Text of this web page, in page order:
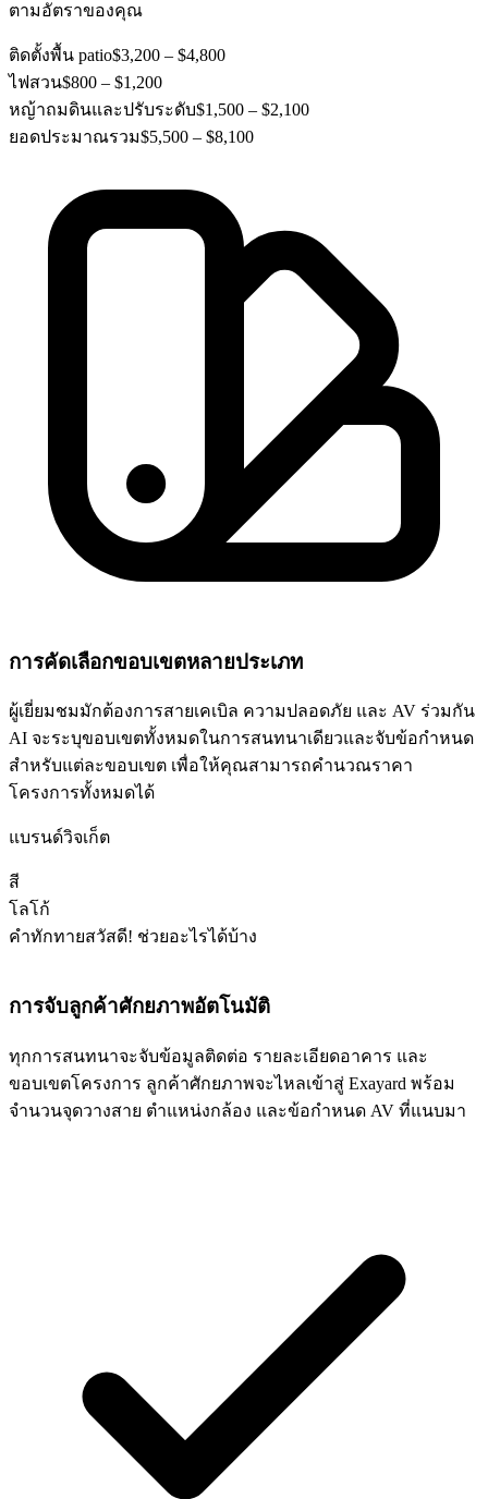
ตามอัตราของคุณ
ติดตั้งพื้น patio$3,200 – $4,800
ไฟสวน$800 – $1,200
หญ้าถมดินและปรับระดับ$1,500 – $2,100
ยอดประมาณรวม$5,500 – $8,100
การคัดเลือกขอบเขตหลายประเภท
ผู้เยี่ยมชมมักต้องการสายเคเบิล ความปลอดภัย และ AV ร่วมกัน
AI จะระบุขอบเขตทั้งหมดในการสนทนาเดียวและจับข้อกำหนด
สำหรับแต่ละขอบเขต เพื่อให้คุณสามารถคำนวณราคา
โครงการทั้งหมดได้
แบรนด์วิจเก็ต
สี
โลโก้
คำทักทายสวัสดี! ช่วยอะไรได้บ้าง
การจับลูกค้าศักยภาพอัตโนมัติ
ทุกการสนทนาจะจับข้อมูลติดต่อ รายละเอียดอาคาร และ
ขอบเขตโครงการ ลูกค้าศักยภาพจะไหลเข้าสู่ Exayard พร้อม
จำนวนจุดวางสาย ตำแหน่งกล้อง และข้อกำหนด AV ที่แนบมา